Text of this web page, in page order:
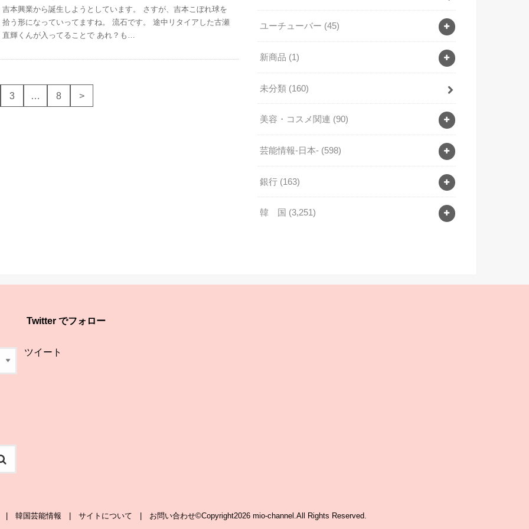
吉本興業から誕生しようとしています。 さすが、吉本こぼれ球を
拾う形になっていってますね。 流石です。 途中リタイアした古瀬
直輝くんが入ってることで あれ？も…
3 … 8 >
ユーチューバー (45)
新商品 (1)
未分類 (160)
美容・コスメ関連 (90)
芸能情報-日本- (598)
銀行 (163)
韓 国 (3,251)
Twitter でフォロー
ツイート
韓国芸能情報 サイトについて お問い合わせ©Copyright2026 mio-channel .All Rights Reserved.